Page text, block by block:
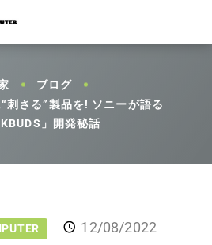
ブログ
刺さる”製品を! ソニーが語る
」開発秘話
12/08/2022